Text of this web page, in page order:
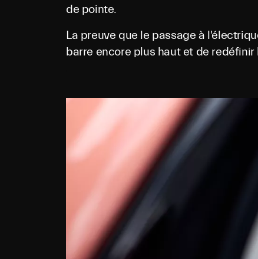
de pointe.
La preuve que le passage à
barre encore plus haut et de